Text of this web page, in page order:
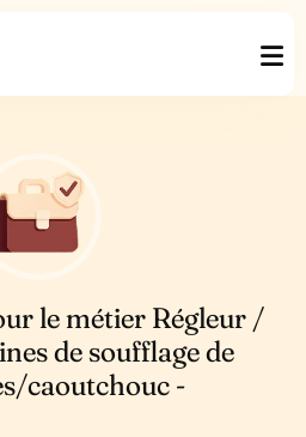
le métier Régleur /
de soufflage de
caoutchouc -